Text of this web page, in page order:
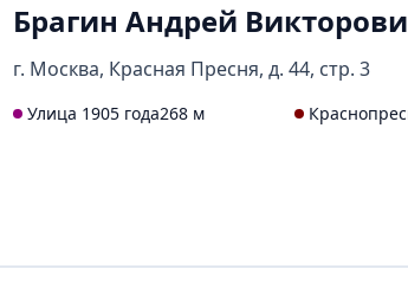
Брагин Андрей
г. Москва, Красная Пресня, д. 44, стр. 3
Улица 1905 года268 м